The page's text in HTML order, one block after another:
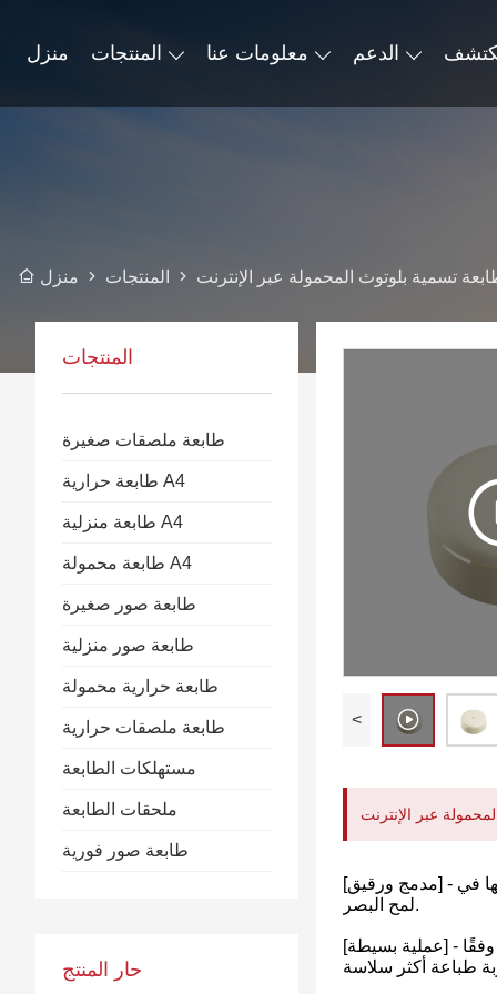
منزل المنتجات معلومات عنا الدعم
منزل المنتجات تسمية بلوتوث المحمولة عبر الإنترنت
المنتجات
طابعة ملصقات صغيرة
طابعة حرارية A4
طابعة منزلية A4
طابعة محمولة A4
طابعة صور صغيرة
طابعة صور منزلية
طابعة حرارية محمولة
طابعة ملصقات حرارية
مستهلكات الطابعة
ملحقات الطابعة
طابعة صور فورية
حار المنتج
<
عبر الإنترنت
[مدمج ورقيق] - مظهر رقيق مثل علبة البودرة ، قشرة ناعمة وناعمة مثل بشرة الطفل. مع هذا المظهر الجميل والأداء العالي ، ستقع في حبها في
لمح البصر.
[عملية بسيطة] - اضغط مع الاستمرار على زر اللمس الكهربائي لبضع ثوان لتشغيل أو إيقاف تشغيل صانع الملصقات ، وقم بتحميل الورق وفقًا